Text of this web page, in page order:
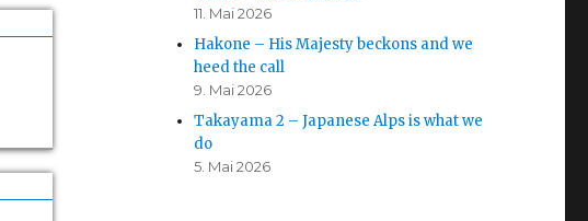
11. Mai 2026
Hakone – His Majesty beckons and we
heed the call
9. Mai 2026
Takayama 2 – Japanese Alps is what we
do
5. Mai 2026